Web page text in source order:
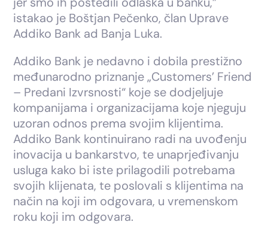
istakao je Boštjan Pečenko, član Uprave
Addiko Bank ad Banja Luka.
Addiko Bank je nedavno i dobila prestižno
međunarodno priznanje „Customers’ Friend
– Predani Izvrsnosti“ koje se dodjeljuje
kompanijama i organizacijama koje njeguju
uzoran odnos prema svojim klijentima.
Addiko Bank kontinuirano radi na uvođenju
inovacija u bankarstvo, te unaprjeđivanju
usluga kako bi iste prilagodili potrebama
svojih klijenata, te poslovali s klijentima na
način na koji im odgovara, u vremenskom
roku koji im odgovara.